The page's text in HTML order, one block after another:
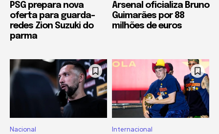
PSG prepara nova
oferta para guarda-
redes Zion Suzuki do
parma
Arsenal oficializa Bruno
Guimarães por 88
milhões de euros
Nacional Internacional